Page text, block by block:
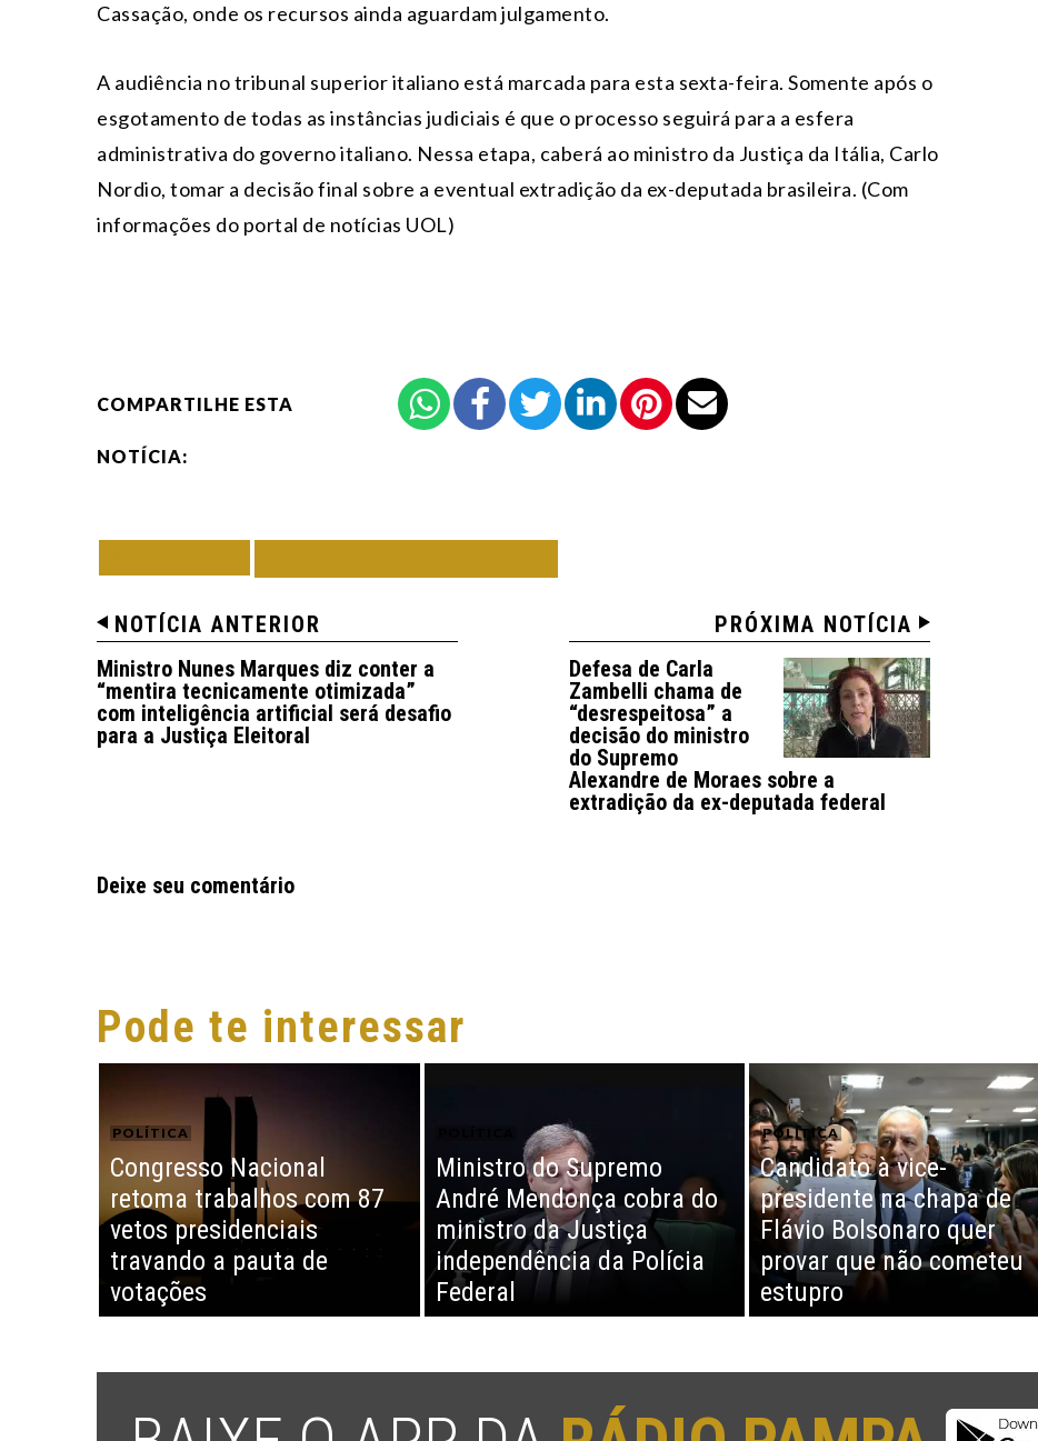
Cassação, onde os recursos ainda aguardam julgamento.
A audiência no tribunal superior italiano está marcada para esta sexta-feira. Somente após o
esgotamento de todas as instâncias judiciais é que o processo seguirá para a esfera
administrativa do governo italiano. Nessa etapa, caberá ao ministro da Justiça da Itália, Carlo
Nordio, tomar a decisão final sobre a eventual extradição da ex-deputada brasileira. (Com
informações do portal de notícias UOL)
COMPARTILHE ESTA
NOTÍCIA:
NOTÍCIA ANTERIOR
Ministro Nunes Marques diz conter a
“mentira tecnicamente otimizada”
com inteligência artificial será desafio
para a Justiça Eleitoral
PRÓXIMA NOTÍCIA
Defesa de Carla
Zambelli chama de
“desrespeitosa” a
decisão do ministro
do Supremo
Alexandre de Moraes sobre a
extradição da ex-deputada federal
Deixe seu comentário
Pode te interessar
POLÍTICA
Congresso Nacional
retoma trabalhos com 87
vetos presidenciais
travando a pauta de
votações
Ministro do Supremo
André Mendonça cobra do
ministro da Justiça
independência da Polícia
Federal
POLÍTICA
Candidato à vice-
presidente na chapa de
Flávio Bolsonaro quer
provar que não cometeu
estupro